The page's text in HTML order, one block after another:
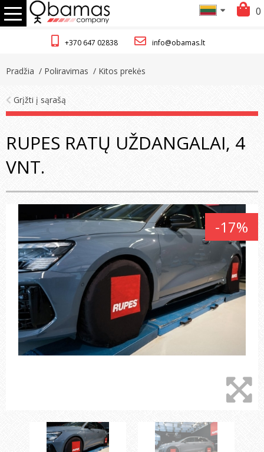
+370 647 02838 info@obamas.lt
0
Pradžia / Poliravimas / Kitos prekės
Grįžti į sąrašą
RUPES RATŲ UŽDANGALAI, 4
VNT.
-17%